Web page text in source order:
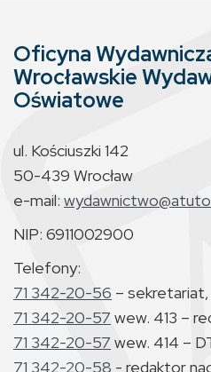
Oficyna
Wrocławskie
Oświatowe
ul. Kościuszki 142
50-439 Wrocław
e-mail:
NIP: 6911002900
Telefony:
71 342-20-56 – sekretariat,
71 342-20-57 wew. 413 –
71 342-20-57 wew. 414 –
71 342-20-58 - redaktor